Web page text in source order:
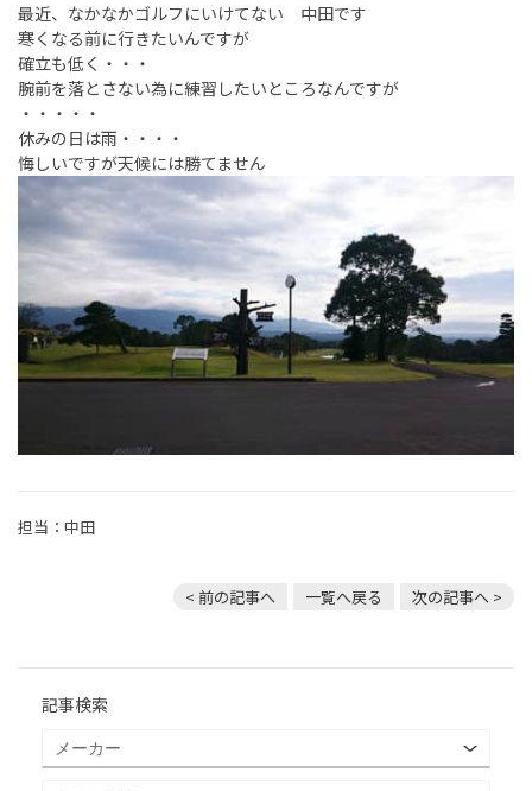
最近、なかなかゴルフにいけてない 中田です
寒くなる前に行きたいんですが
確立も低く・・・
腕前を落とさない為に練習したいところなんですが
・・・・・
休みの日は雨・・・・
悔しいですが天候には勝てません
担当：中田
< 前の記事へ 一覧へ戻る 次の記事へ >
記事検索